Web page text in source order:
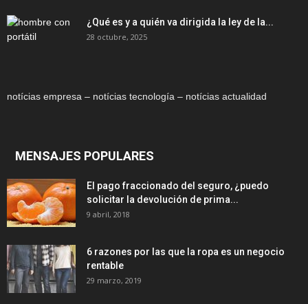
¿Qué es y a quién va dirigida la ley de la...
28 octubre, 2025
notícias empresa – notícias tecnología – notícias actualidad
MENSAJES POPULARES
El pago fraccionado del seguro, ¿puedo
solicitar la devolución de prima...
9 abril, 2018
6 razones por las que la ropa es un negocio
rentable
29 marzo, 2019